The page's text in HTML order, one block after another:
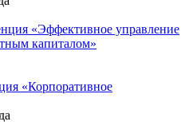
«Эффективное управление
капиталом»
«Корпоративное